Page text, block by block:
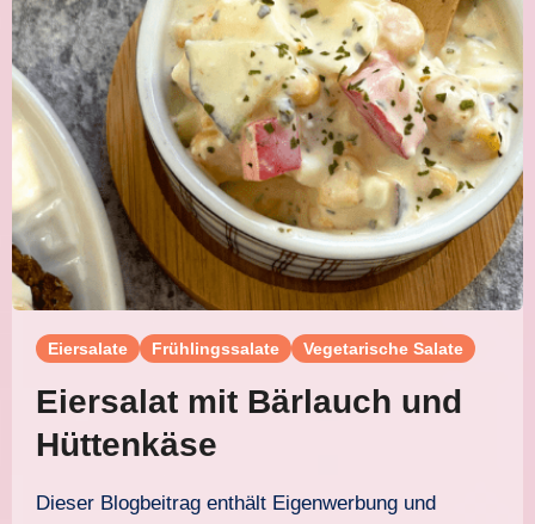
Eiersalate Frühlingssalate Vegetarische Salate
Eiersalat mit Bärlauch und
Hüttenkäse
Dieser Blogbeitrag enthält Eigenwerbung und